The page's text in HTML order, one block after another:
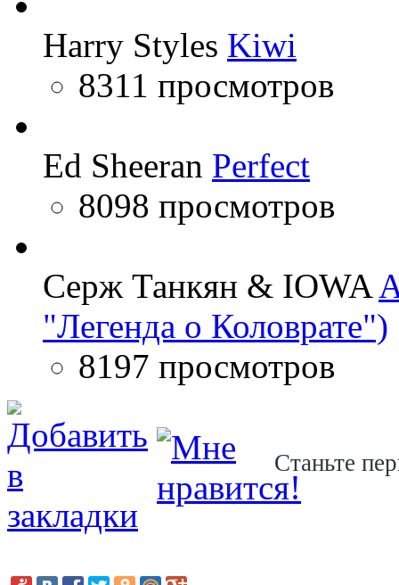
Harry Styles Kiwi
8311 просмотров
Ed Sheeran Perfect
8098 просмотров
Серж Танкян & IOWA
"Легенда о Коловрате")
8197 просмотров
Станьте